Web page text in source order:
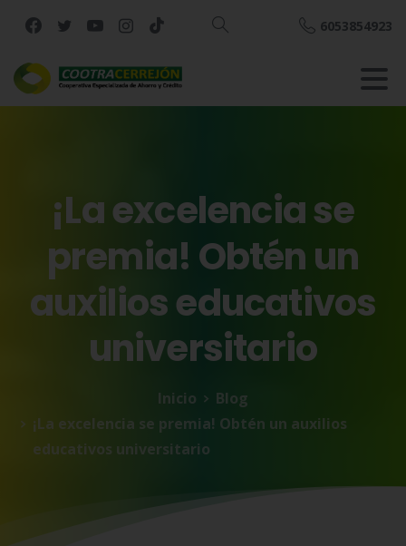
Buscar
6053854923
¡Laexcelenciase
premia! Obténun
auxilioseducativos
universitario
Inicio
Blog
¡La excelencia se premia! Obtén un auxilios
educativos universitario